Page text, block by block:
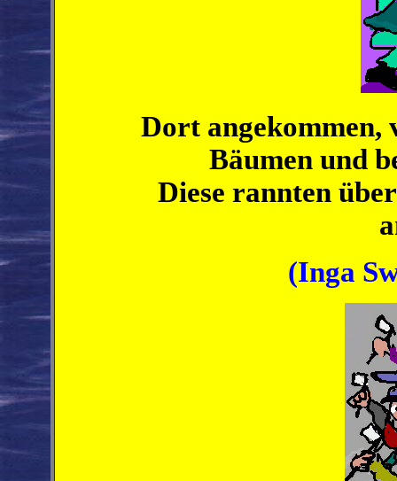
Dort angekommen,
Bäumen und
Diese rannten
(Inga